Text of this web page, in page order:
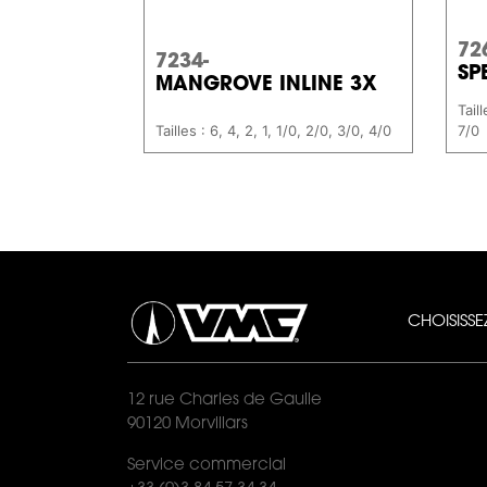
7234-
MANGROVE INLINE 3X
Tailles : 6, 4, 2, 1, 1/0, 2/0, 3/0, 4/0
7/0
12 rue Charles de Gaulle
90120 Morvillars
Service commercial